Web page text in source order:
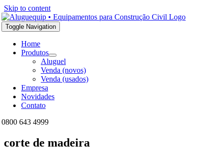
Skip to content
Toggle Navigation
Home
Produtos
Aluguel
Venda (novos)
Venda (usados)
Empresa
Novidades
Contato
0800 643 4999
corte de madeira